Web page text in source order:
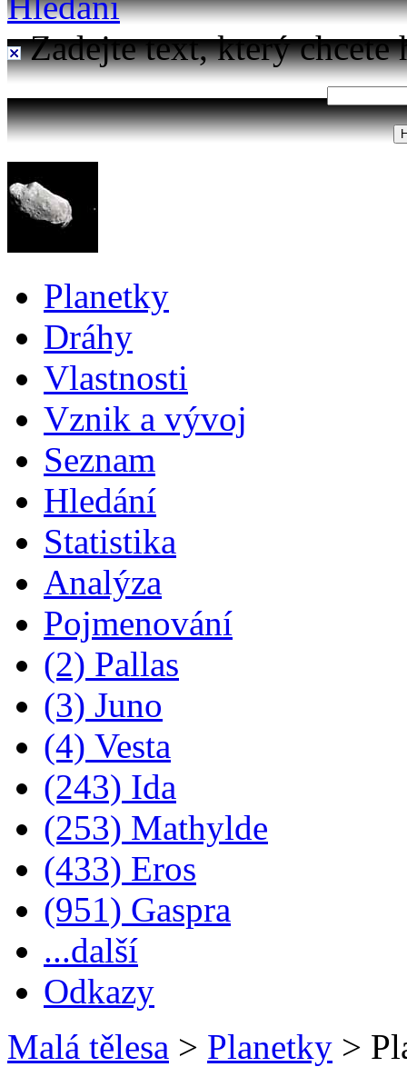
Zadejte text, který chcete
Planetky
Dráhy
Vlastnosti
Vznik a vývoj
Seznam
Hledání
Statistika
Analýza
Pojmenování
(2) Pallas
(3) Juno
(4) Vesta
(243) Ida
(253) Mathylde
(433) Eros
(951) Gaspra
...další
Odkazy
Malá tělesa > Planetky >